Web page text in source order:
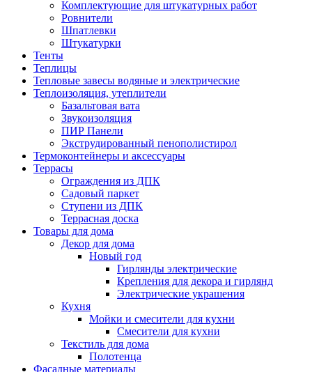
Комплектующие для штукатурных работ
Ровнители
Шпатлевки
Штукатурки
Тенты
Теплицы
Тепловые завесы водяные и электрические
Теплоизоляция, утеплители
Базальтовая вата
Звукоизоляция
ПИР Панели
Экструдированный пенополистирол
Термоконтейнеры и аксессуары
Террасы
Ограждения из ДПК
Садовый паркет
Ступени из ДПК
Террасная доска
Товары для дома
Декор для дома
Новый год
Гирлянды электрические
Крепления для декора и гирлянд
Электрические украшения
Кухня
Мойки и смесители для кухни
Смесители для кухни
Текстиль для дома
Полотенца
Фасадные материалы